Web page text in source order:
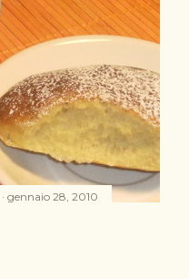
gennaio 28, 2010